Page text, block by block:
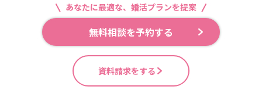
しっかりと考えて前に進まれている
方々です。あなたも今できることを
一緒に考えてみませんか？
あなたに最適な、婚活プランを提案
無料相談を予約する
資料請求をする